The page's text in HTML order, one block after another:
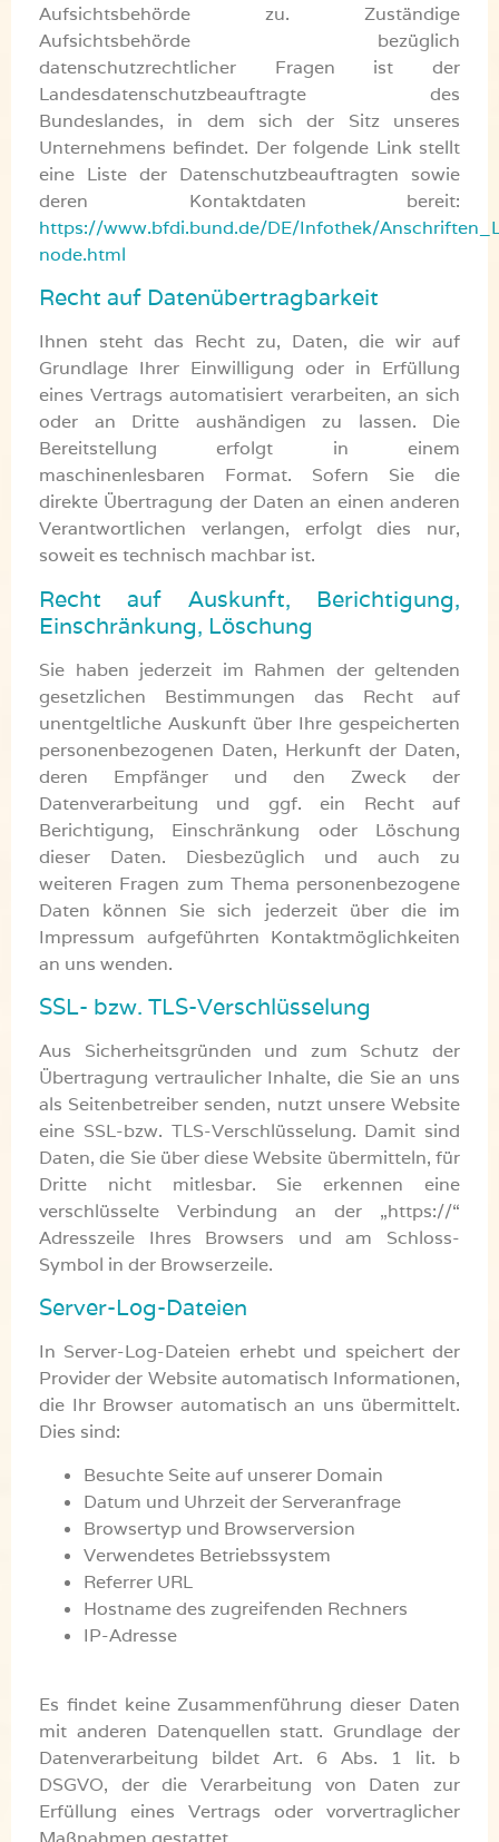
Aufsichtsbehörde zu. Zuständige
Aufsichtsbehörde bezüglich
datenschutzrechtlicher Fragen ist der
Landesdatenschutzbeauftragte des
Bundeslandes, in dem sich der Sitz unseres
Unternehmens befindet. Der folgende Link stellt
eine Liste der Datenschutzbeauftragten sowie
deren Kontaktdaten bereit:
https://www.bfdi.bund.de/DE/Infothek/
node.html
Recht auf Datenübertragbarkeit
Ihnen steht das Recht zu, Daten, die wir auf
Grundlage Ihrer Einwilligung oder in Erfüllung
eines Vertrags automatisiert verarbeiten, an sich
oder an Dritte aushändigen zu lassen. Die
Bereitstellung erfolgt in einem
maschinenlesbaren Format. Sofern Sie die
direkte Übertragung der Daten an einen anderen
Verantwortlichen verlangen, erfolgt dies nur,
soweit es technisch machbar ist.
Recht auf Auskunft, Berichtigung,
Einschränkung, Löschung
Sie haben jederzeit im Rahmen der geltenden
gesetzlichen Bestimmungen das Recht auf
unentgeltliche Auskunft über Ihre gespeicherten
personenbezogenen Daten, Herkunft der Daten,
deren Empfänger und den Zweck der
Datenverarbeitung und ggf. ein Recht auf
Berichtigung, Einschränkung oder Löschung
dieser Daten. Diesbezüglich und auch zu
weiteren Fragen zum Thema personenbezogene
Daten können Sie sich jederzeit über die im
Impressum aufgeführten Kontaktmöglichkeiten
an uns wenden.
SSL- bzw. TLS-Verschlüsselung
Aus Sicherheitsgründen und zum Schutz der
Übertragung vertraulicher Inhalte, die Sie an uns
als Seitenbetreiber senden, nutzt unsere Website
eine SSL-bzw. TLS-Verschlüsselung. Damit sind
Daten, die Sie über diese Website übermitteln, für
Dritte nicht mitlesbar. Sie erkennen eine
verschlüsselte Verbindung an der „https://“
Adresszeile Ihres Browsers und am Schloss-
Symbol in der Browserzeile.
Server-Log-Dateien
In Server-Log-Dateien erhebt und speichert der
Provider der Website automatisch Informationen,
die Ihr Browser automatisch an uns übermittelt.
Dies sind:
Besuchte Seite auf unserer Domain
Datum und Uhrzeit der Serveranfrage
Browsertyp und Browserversion
Verwendetes Betriebssystem
Referrer URL
Hostname des zugreifenden Rechners
IP-Adresse
Es findet keine Zusammenführung dieser Daten
mit anderen Datenquellen statt. Grundlage der
Datenverarbeitung bildet Art. 6 Abs. 1 lit. b
DSGVO, der die Verarbeitung von Daten zur
Erfüllung eines Vertrags oder vorvertraglicher